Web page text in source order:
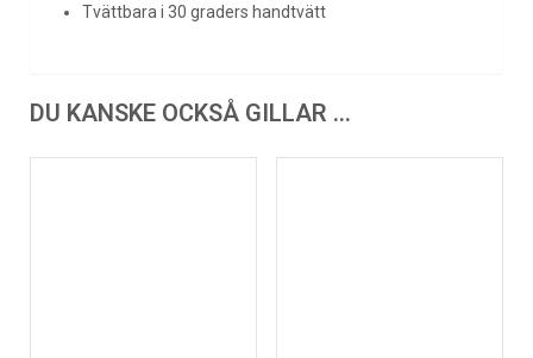
Tvättbara i 30 graders handtvätt
DU KANSKE OCKSÅ GILLAR …